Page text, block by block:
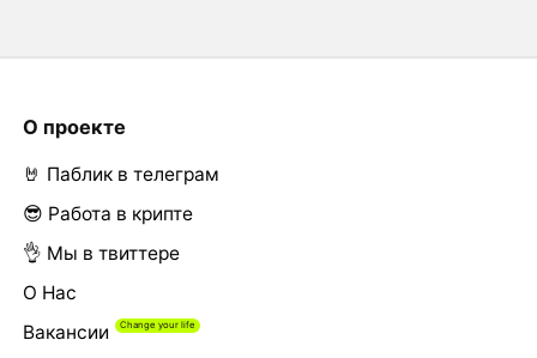
О проекте
🤘 Паблик в телеграм
😎 Работа в крипте
👌 Мы в твиттере
О Нас
Вакансии